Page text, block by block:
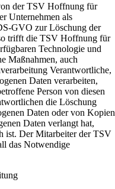
der TSV Hoffnung für
Unternehmen als
GVO zur Löschung der
trifft die TSV Hoffnung für
Technologie und
Maßnahmen, auch
Verantwortliche,
Daten verarbeiten,
Person von diesen
die Löschung
Daten oder von Kopien
Daten verlangt hat,
ist. Der Mitarbeiter der TSV
das Notwendige